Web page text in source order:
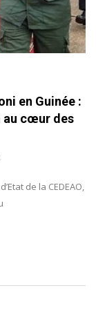
en Guinée :
au cœur des
de la CEDEAO,